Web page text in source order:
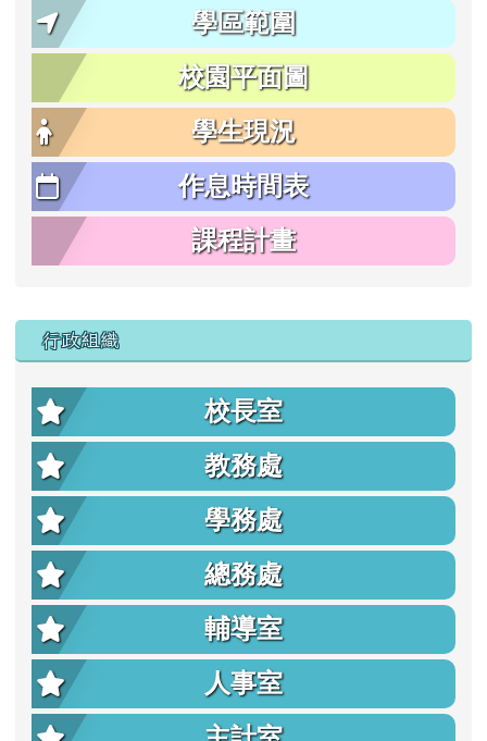
學區範圍
校園平面圖
學生現況
作息時間表
課程計畫
行政組織
校長室
教務處
學務處
總務處
輔導室
人事室